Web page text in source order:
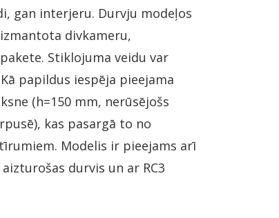
gan interjeru. Durvju modeļos
divkameru,
Stiklojuma veidu var
papildus iespēja pieejama
(h=150 mm, nerūsējošs
kas pasargā to no
Modelis ir pieejams arī
durvis un ar RC3